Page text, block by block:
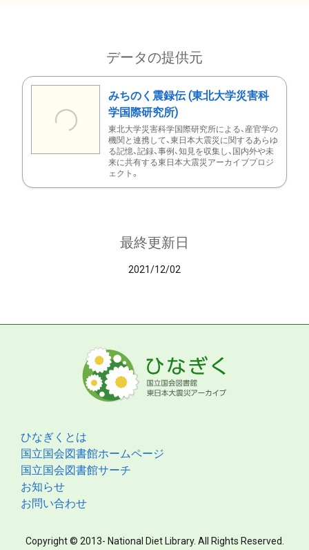
データの提供元
みちのく震録伝 (東北大学災害科
学国際研究所)
東北大学災害科学国際研究所による、産官学の
機関と連携して、東日本大震災に関するあらゆ
る記憶、記録、事例、知見を収集し、国内外や未
来に共有する東日本大震災アーカイブプロジ
ェクト。
最終更新日
2021/12/02
ひなぎくとは
国立国会図書館ホームページ
国立国会図書館サーチ
お知らせ
お問い合わせ
Copyright © 2013- National Diet Library. All Rights Reserved.